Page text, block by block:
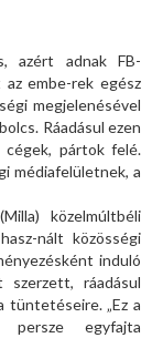
azért adnak FB-
embe-rek egész
megjelenésével
Ráadásul ezen
cégek, pártok felé.
médiafelületnek, a
közelmúltbéli
nált közösségi
induló
szerzett, ráadásul
tüntetéseire. „Ez a
persze egyfajta